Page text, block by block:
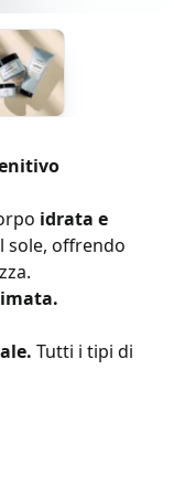
idrata e
sole, offrendo
Tutti i tipi di